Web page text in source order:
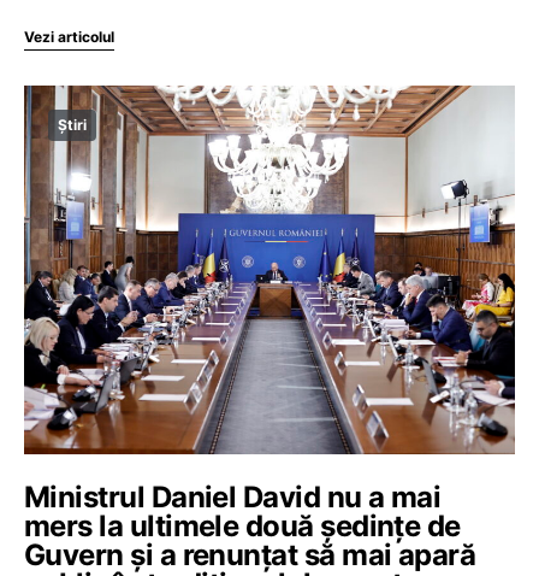
Vezi articolul
Știri
Ministrul Daniel David nu a mai
mers la ultimele două ședințe de
Guvern și a renunțat să mai apară